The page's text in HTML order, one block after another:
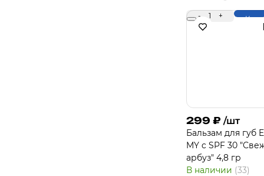
- 1 +
299 ₽ /шт
Бальзам для губ
MY c SPF 30
арбуз" 4,8 гр
В наличии (33)